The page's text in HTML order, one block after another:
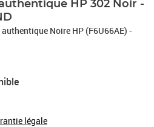
HP 302 Noir -
Noire HP (F6U66AE) -
légale